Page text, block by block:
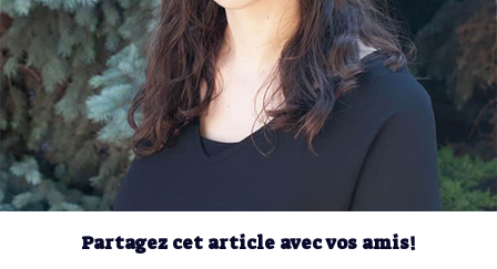
Partagez cet article avec vos amis!